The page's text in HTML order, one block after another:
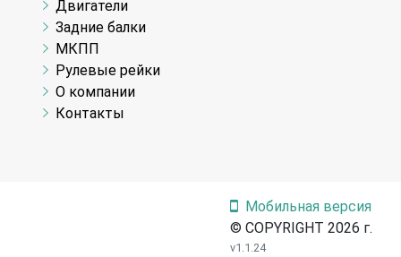
Двигатели
Задние балки
МКПП
Рулевые рейки
О компании
Контакты
Мобильная версия
© COPYRIGHT 2026 г.
v1.1.24